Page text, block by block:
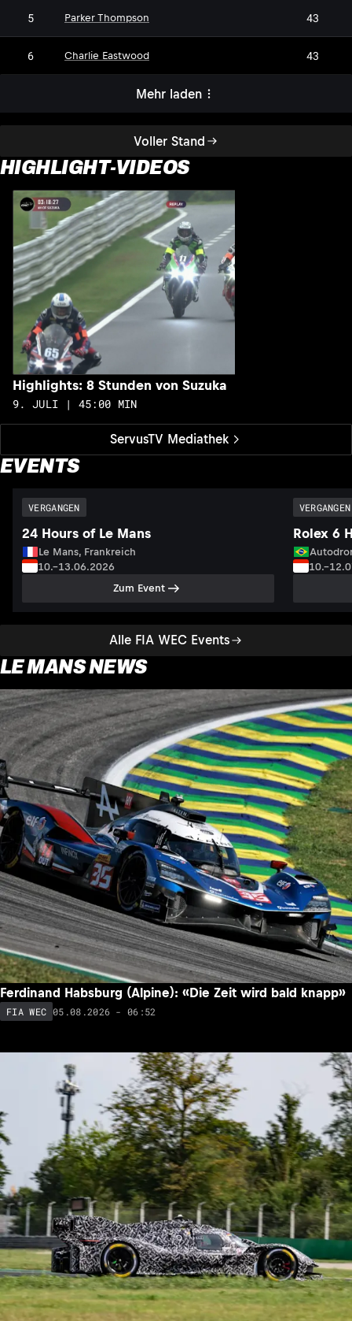
Voller Stand
5 Parker Thompson 43
6 Charlie Eastwood 43
Mehr laden
HIGHLIGHT-VIDEOS
ServusTV Mediathek
Highlights: 8 Stunden von Suzuka
9. JULI | 45:00 MIN
EVENTS
Alle FIA WEC Events
VERGANGEN
24 Hours of Le Mans
Le Mans, Frankreich
10.–13.06.2026
Zum Event
VERGANGEN
Rolex 6
LE MANS NEWS
Ferdinand Habsburg (Alpine): «Die Zeit wird bald knapp»
FIA WEC 05.08.2026 - 06:52